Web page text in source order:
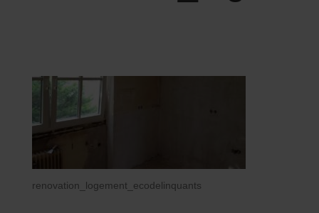
renovation_logement_ecodelinquants